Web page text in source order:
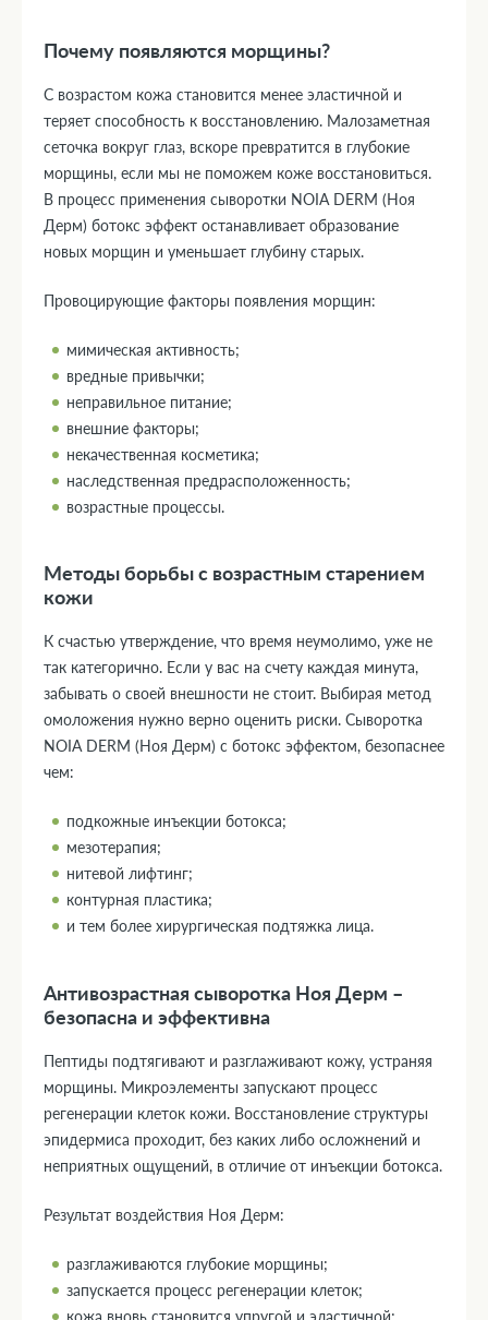
Почему появляются морщины?
С возрастом кожа становится менее эластичной и
теряет способность к восстановлению. Малозаметная
сеточка вокруг глаз, вскоре превратится в глубокие
морщины, если мы не поможем коже восстановиться.
В процесс применения сыворотки NOIA DERM (Ноя
Дерм) ботокс эффект останавливает образование
новых морщин и уменьшает глубину старых.
Провоцирующие факторы появления морщин:
мимическая активность;
вредные привычки;
неправильное питание;
внешние факторы;
некачественная косметика;
наследственная предрасположенность;
возрастные процессы.
Методы борьбы с возрастным старением
кожи
К счастью утверждение, что время неумолимо, уже не
так категорично. Если у вас на счету каждая минута,
забывать о своей внешности не стоит. Выбирая метод
омоложения нужно верно оценить риски. Сыворотка
NOIA DERM (Ноя Дерм) с ботокс эффектом, безопаснее
чем:
подкожные инъекции ботокса;
мезотерапия;
нитевой лифтинг;
контурная пластика;
и тем более хирургическая подтяжка лица.
Антивозрастная сыворотка Ноя Дерм –
безопасна и эффективна
Пептиды подтягивают и разглаживают кожу, устраняя
морщины. Микроэлементы запускают процесс
регенерации клеток кожи. Восстановление структуры
эпидермиса проходит, без каких либо осложнений и
неприятных ощущений, в отличие от инъекции ботокса.
Результат воздействия Ноя Дерм:
разглаживаются глубокие морщины;
запускается процесс регенерации клеток;